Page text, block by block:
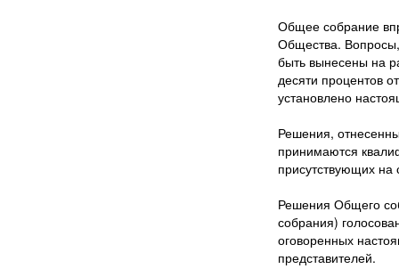
Общее собрание
Общества.
быть вынесены на
десяти процентов
установлено
Решения,
принимаются
присутствующих
Решения Общего
собрания)
оговоренных
представителей.